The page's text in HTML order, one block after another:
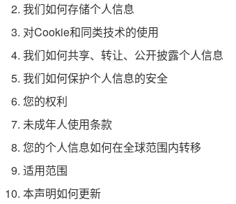
我们如何存储个人信息
对Cookie和同类技术的使用
我们如何共享、转让、公开披露个人信息
我们如何保护个人信息的安全
您的权利
未成年人使用条款
您的个人信息如何在全球范围内转移
适用范围
本声明如何更新